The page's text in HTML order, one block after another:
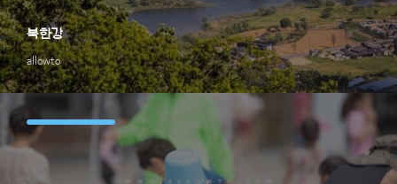
allowto
북한강